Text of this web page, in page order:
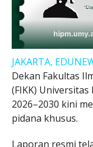
JAKARTA,
Dekan Fakultas
(FIKK)
2026–2030 kini
pidana khusus.
Laporan resmi